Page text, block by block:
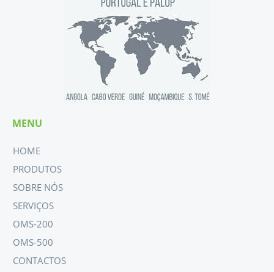
MENU
HOME
PRODUTOS
SOBRE NÓS
SERVIÇOS
OMS-200
OMS-500
CONTACTOS